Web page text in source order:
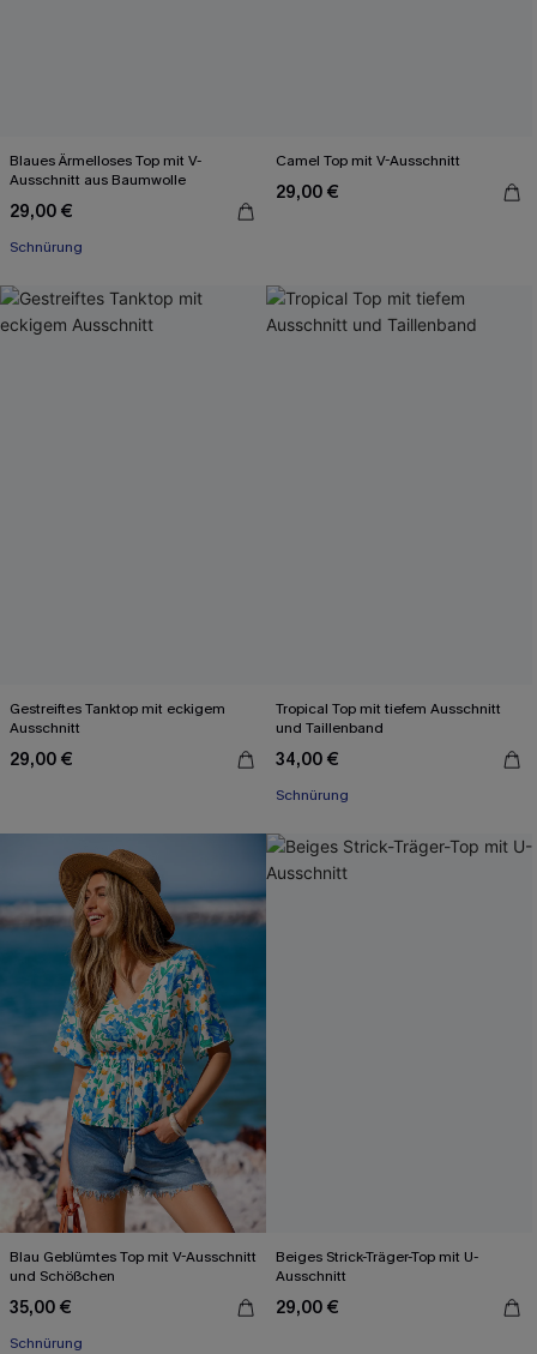
Blaues Ärmelloses Top mit V-
Ausschnitt aus Baumwolle
29,00 €
Schnürung
Camel Top mit V-Ausschnitt
29,00 €
Gestreiftes Tanktop mit eckigem
Ausschnitt
29,00 €
Tropical Top mit tiefem Ausschnitt
und Taillenband
34,00 €
Schnürung
Blau Geblümtes Top mit V-Ausschnitt
und Schößchen
35,00 €
Schnürung
Beiges Strick-Träger-Top mit U-
Ausschnitt
29,00 €